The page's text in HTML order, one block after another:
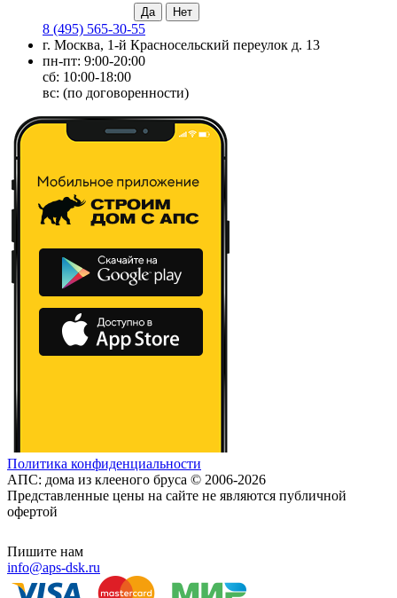
8 (495) 565-30-55
г. Москва, 1-й Красносельский переулок д. 13
пн-пт: 9:00-20:00
сб: 10:00-18:00
вс: (по договоренности)
Политика конфиденциальности
АПС: дома из клееного бруса © 2006-2026
Представленные цены на сайте не являются публичной
офертой
Пишите нам
info@aps-dsk.ru